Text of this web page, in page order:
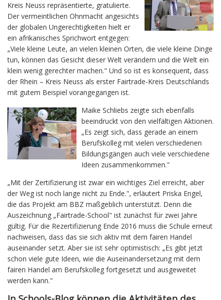
Kreis Neuss repräsentierte, gratulierte.
Der vermeintlichen Ohnmacht angesichts
der globalen Ungerechtigkeiten hielt er
ein afrikanisches Sprichwort entgegen:
„Viele kleine Leute, an vielen kleinen Orten, die viele kleine Dinge
tun, können das Gesicht dieser Welt verändern und die Welt ein
klein wenig gerechter machen." Und so ist es konsequent, dass
der Rhein – Kreis Neuss als erster Fairtrade-Kreis Deutschlands
mit gutem Beispiel vorangegangen ist.
Maike Schliebs zeigte sich ebenfalls
beeindruckt von den vielfältigen Aktionen.
„Es zeigt sich, dass gerade an einem
Berufskolleg mit vielen verschiedenen
Bildungsgängen auch viele verschiedene
Ideen zusammenkommen."
„Mit der Zertifizierung ist zwar ein wichtiges Ziel erreicht, aber
der Weg ist noch lange nicht zu Ende.", erläutert Priska Engel,
die das Projekt am BBZ maßgeblich unterstützt. Denn die
Auszeichnung „Fairtrade-School" ist zunächst für zwei Jahre
gültig. Für die Rezertifizierung Ende 2016 muss die Schule erneut
nachweisen, dass das sie sich aktiv mit dem fairen Handel
auseinander setzt. Aber sie ist sehr optimistisch: „Es gibt jetzt
schon viele gute Ideen, wie die Auseinandersetzung mit dem
fairen Handel am Berufskolleg fortgesetzt und ausgeweitet
werden kann."